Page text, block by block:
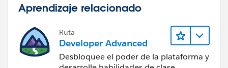
Aprendizaje relacionado
Ruta
Developer Advanced
Desbloquee el poder de la plataforma y